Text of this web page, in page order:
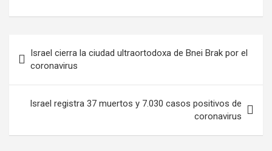
de
entradas
Israel cierra la ciudad ultraortodoxa de Bnei Brak por el
coronavirus
Israel registra 37 muertos y 7.030 casos positivos de
coronavirus